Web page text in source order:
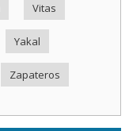
Vitas
Yakal
Zapateros